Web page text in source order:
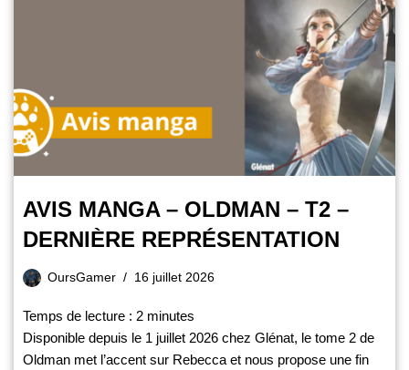
AVIS MANGA – OLDMAN – T2 –
DERNIÈRE REPRÉSENTATION
OursGamer 16 juillet 2026
Temps de lecture : 2 minutes
Disponible depuis le 1 juillet 2026 chez Glénat, le tome 2 de
Oldman met l’accent sur Rebecca et nous propose une fin